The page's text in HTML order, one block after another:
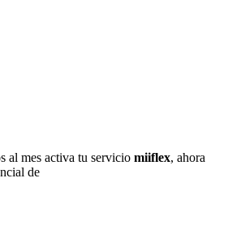
al mes activa tu servicio miiflex, ahora
de